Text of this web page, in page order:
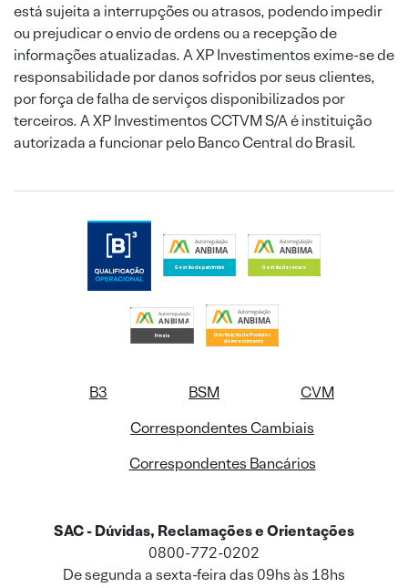
está sujeita a interrupções ou atrasos, podendo impedir
ou prejudicar o envio de ordens ou a recepção de
informações atualizadas. A XP Investimentos exime-se de
responsabilidade por danos sofridos por seus clientes,
por força de falha de serviços disponibilizados por
terceiros. A XP Investimentos CCTVM S/A é instituição
autorizada a funcionar pelo Banco Central do Brasil.
B3 BSM
CVM
Correspondentes Cambiais
Correspondentes Bancários
SAC - Dúvidas, Reclamações e Orientações
0800-772-0202
De segunda a sexta-feira das 09hs às 18hs